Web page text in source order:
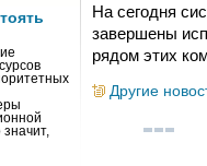
На сегодня
завершены
рядом этих
Другие